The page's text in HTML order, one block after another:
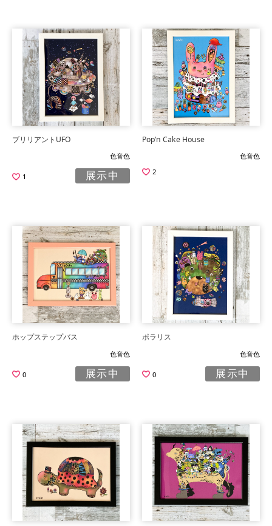
ブリリアントUFO
色音色
1 展示中
Pop’n Cake House
色音色
2
ホップステップバス
色音色
0 展示中
ポラリス
色音色
0 展示中